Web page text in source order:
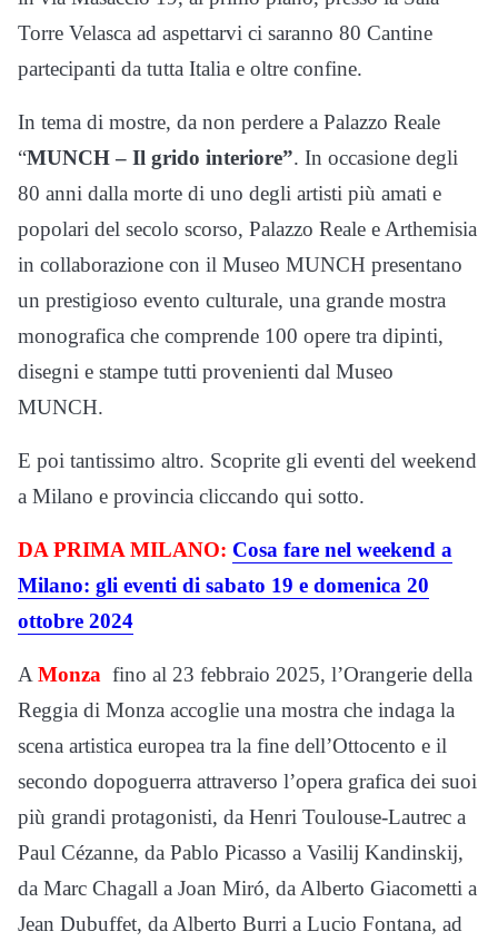
Torre Velasca ad aspettarvi ci saranno 80 Cantine
partecipanti da tutta Italia e oltre confine.
In tema di mostre, da non perdere a Palazzo Reale
“MUNCH – Il grido interiore”. In occasione degli
80 anni dalla morte di uno degli artisti più amati e
popolari del secolo scorso, Palazzo Reale e Arthemisia
in collaborazione con il Museo MUNCH presentano
un prestigioso evento culturale, una grande mostra
monografica che comprende 100 opere tra dipinti,
disegni e stampe tutti provenienti dal Museo
MUNCH.
E poi tantissimo altro. Scoprite gli eventi del weekend
a Milano e provincia cliccando qui sotto.
DA PRIMA MILANO: Cosa fare nel weekend a
Milano: gli eventi di sabato 19 e domenica 20
ottobre 2024
A Monza fino al 23 febbraio 2025, l’Orangerie della
Reggia di Monza accoglie una mostra che indaga la
scena artistica europea tra la fine dell’Ottocento e il
secondo dopoguerra attraverso l’opera grafica dei suoi
più grandi protagonisti, da Henri Toulouse-Lautrec a
Paul Cézanne, da Pablo Picasso a Vasilij Kandinskij,
da Marc Chagall a Joan Miró, da Alberto Giacometti a
Jean Dubuffet, da Alberto Burri a Lucio Fontana, ad